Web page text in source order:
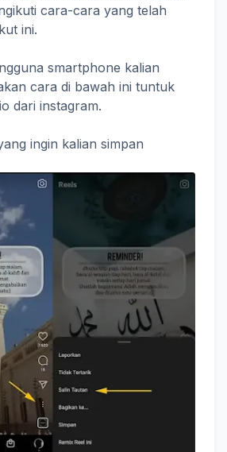
cara-cara yang telah
ini.
smartphone kalian
cara di bawah ini tuntuk
dari instagram.
ingin kalian simpan